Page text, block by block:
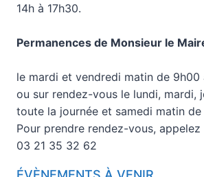
14h à 17h30.
Permanences de Monsieur le
le mardi et vendredi matin de 9h00
ou sur rendez-vous le lundi, mardi,
toute la journée et samedi matin de
Pour prendre rendez-vous,
03 21 35 32 62